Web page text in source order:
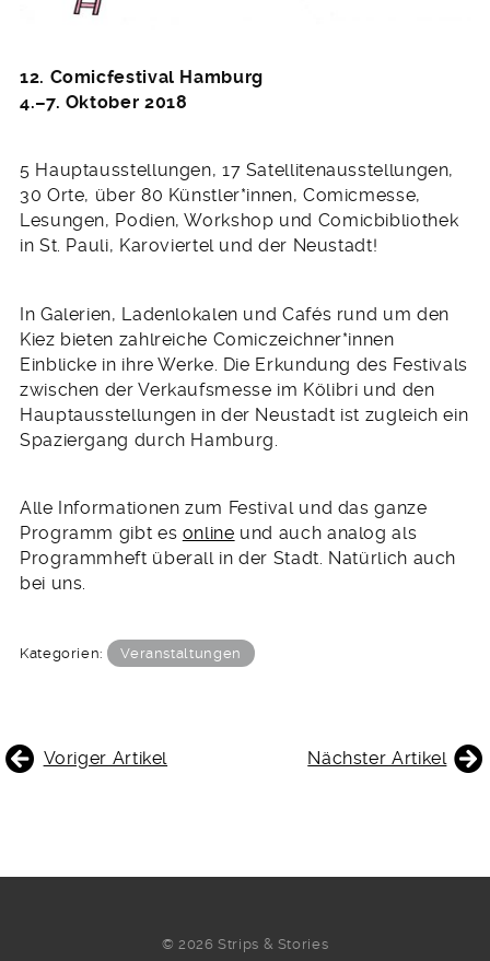
12. Comicfestival Hamburg
4.–7. Oktober 2018
5 Hauptausstellungen, 17 Satellitenausstellungen,
30 Orte, über 80 Künstler*innen, Comicmesse,
Lesungen, Podien, Workshop und Comicbibliothek
in St. Pauli, Karoviertel und der Neustadt!
In Galerien, Ladenlokalen und Cafés rund um den
Kiez bieten zahlreiche Comiczeichner*innen
Einblicke in ihre Werke. Die Erkundung des Festivals
zwischen der Verkaufsmesse im Kölibri und den
Hauptausstellungen in der Neustadt ist zugleich ein
Spaziergang durch Hamburg.
Alle Informationen zum Festival und das ganze
Programm gibt es online und auch analog als
Programmheft überall in der Stadt. Natürlich auch
bei uns.
Kategorien: Veranstaltungen
BEITRAGSNAVIGATION
Voriger Artikel Nächster Artikel
© 2026 Strips & Stories